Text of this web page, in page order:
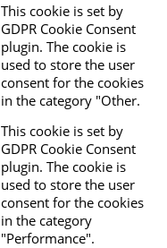
This cookie is set by
GDPR Cookie Consent
plugin. The cookie is
used to store the user
consent for the cookies
in the category "Other.
This cookie is set by
GDPR Cookie Consent
plugin. The cookie is
used to store the user
consent for the cookies
in the category
"Performance".